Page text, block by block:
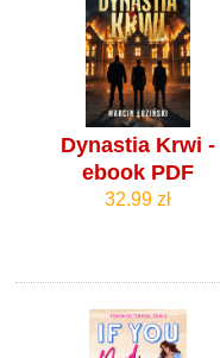
Dynastia Krwi -
ebook PDF
32.99 zł